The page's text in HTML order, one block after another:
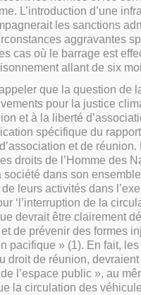
L’introduction d’une
les sanctions
aggravantes
cas où le barrage est
allant de six
que la question de
pour la justice
et à la liberté
spécifique du
et de
droits de l’Homme des
société dans son
leurs activités dans
‘l’interruption de la
devrait être clairement
de prévenir des formes
pacifique » (1). En fait,
droit de réunion,
l’espace public », au
la circulation des